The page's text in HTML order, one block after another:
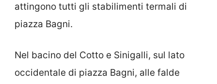
attingono tutti gli stabilimenti termali di
piazza Bagni.
Nel bacino del Cotto e Sinigalli, sul lato
occidentale di piazza Bagni, alle falde